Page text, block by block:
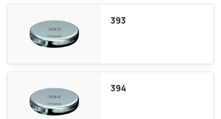
393
394